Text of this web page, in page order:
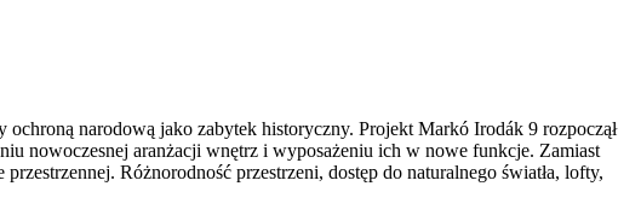
narodową jako zabytek historyczny. Projekt Markó Irodák 9 rozpoczął
nowoczesnej aranżacji wnętrz i wyposażeniu ich w nowe funkcje. Zamiast
Różnorodność przestrzeni, dostęp do naturalnego światła, lofty,